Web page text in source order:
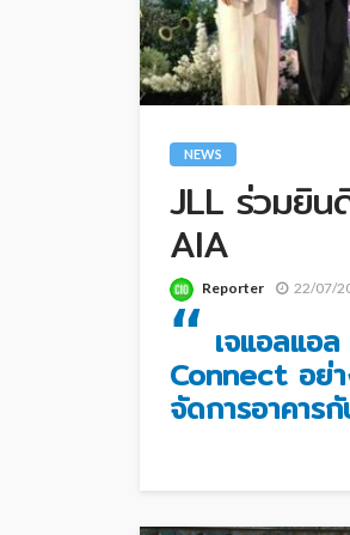
NEWS
JLL ร่วมยิ
AIA
Reporter 22/07/
“ เจแอลแอ
Connect อย่า
จัดการอาคารกั